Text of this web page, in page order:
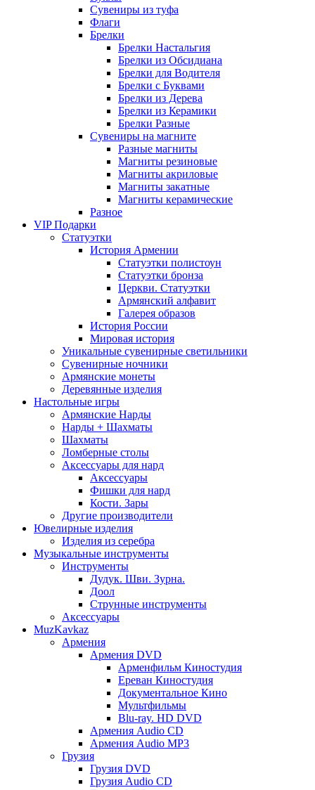
Сувениры из туфа
Флаги
Брелки
Брелки Настальгия
Брелки из Обсидиана
Брелки для Водителя
Брелки с Буквами
Брелки из Дерева
Брелки из Керамики
Брелки Разные
Сувениры на магните
Разные магниты
Магниты резиновые
Магниты акриловые
Магниты закатные
Магниты керамические
Разное
VIP Подарки
Статуэтки
История Армении
Статуэтки полистоун
Статуэтки бронза
Церкви. Статуэтки
Армянский алфавит
Галерея образов
История России
Мировая история
Уникальные сувенирные светильники
Сувенирные ночники
Армянские монеты
Деревянные изделия
Настольные игры
Армянские Нарды
Нарды + Шахматы
Шахматы
Ломберные столы
Аксессуары для нард
Аксессуары
Фишки для нард
Кости. Зары
Другие производители
Ювелирные изделия
Изделия из серебра
Музыкальные инструменты
Инструменты
Дудук. Шви. Зурна.
Доол
Струнные инструменты
Аксессуары
MuzKavkaz
Армения
Армения DVD
Арменфильм Киностудия
Ереван Киностудия
Документальное Кино
Мультфильмы
Blu-ray. HD DVD
Армения Audio CD
Армения Audio MP3
Грузия
Грузия DVD
Грузия Audio CD